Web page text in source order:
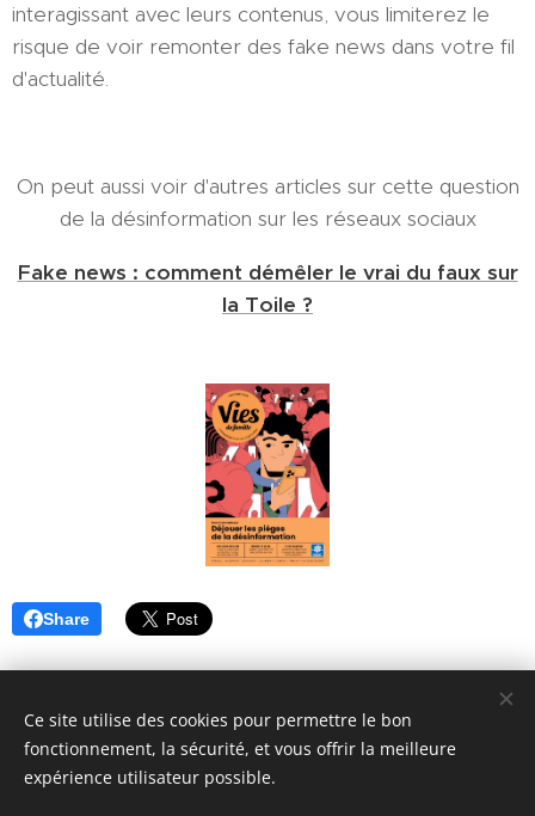
interagissant avec leurs contenus, vous limiterez le
risque de voir remonter des fake news dans votre fil
d'actualité.
On peut aussi voir d'autres articles sur cette question
de la désinformation sur les réseaux sociaux
Fake news : comment démêler le vrai du faux sur
la Toile ?
Share
© 2018 ASAFI : 12 Place du Caquet, 93200 Saint-Denis. Tous
Ce site utilise des cookies pour permettre le bon
fonctionnement, la sécurité, et vous offrir la meilleure
expérience utilisateur possible.